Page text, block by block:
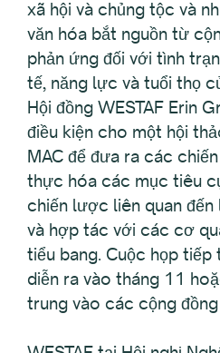
xã hội và chủng tộc và
văn hóa bắt nguồn từ
phản ứng đối với tình
tế, năng lực và tuổi thọ
Hội đồng WESTAF Erin
điều kiện cho một hội
MAC để đưa ra các
thực hóa các mục tiêu
chiến lược liên quan
và hợp tác với các cơ
tiểu bang. Cuộc họp
diễn ra vào tháng 11
trung vào các cộng